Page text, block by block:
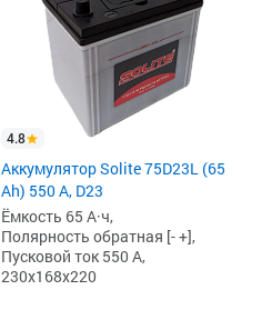
4.8
Аккумулятор Solite 75D23L (65
Ah) 550 А, D23
Ёмкость 65 А·ч,
Полярность обратная [- +],
Пусковой ток 550 А,
230x168x220